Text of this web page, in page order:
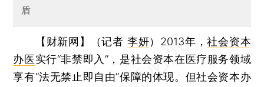
盾
【财新网】（记者 李妍） 2013年，社会资本
办医实行“非禁即入”，是社会资本在医疗服务领域
享有“法无禁止即自由”保障的体现。但社会资本办